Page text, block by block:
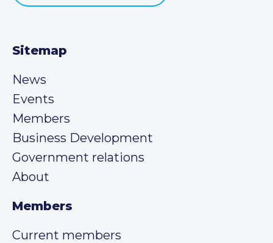
Sitemap
News
Events
Members
Business Development
Government relations
About
Members
Current members